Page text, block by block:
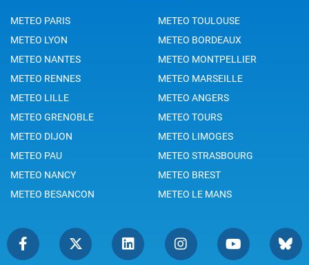
METEO PARIS
METEO TOULOUSE
METEO LYON
METEO BORDEAUX
METEO NANTES
METEO MONTPELLIER
METEO RENNES
METEO MARSEILLE
METEO LILLE
METEO ANGERS
METEO GRENOBLE
METEO TOURS
METEO DIJON
METEO LIMOGES
METEO PAU
METEO STRASBOURG
METEO NANCY
METEO BREST
METEO BESANCON
METEO LE MANS